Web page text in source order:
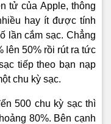
tử của Apple, thông
hay ít được tính
lần cắm sạc. Chẳng
lên 50% rồi rút ra tức
tiếp theo bạn nạp
chu kỳ sạc.
500 chu kỳ sạc thì
80%. Bên cạnh